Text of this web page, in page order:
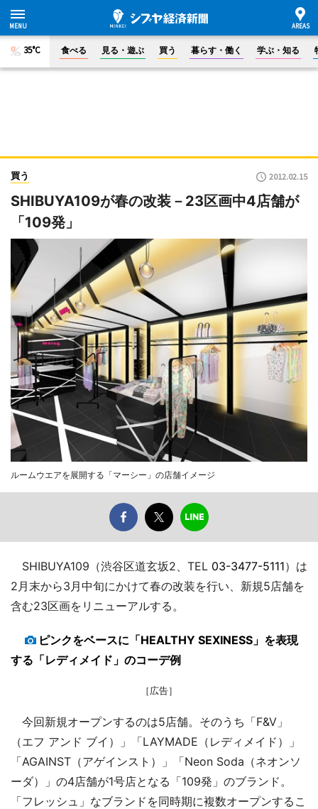
35°C 食べる 見る・遊ぶ 買う 暮らす・働く 学ぶ・知る
買う 2012.02.15
SHIBUYA109が春の改装－23区画中4店舗が
「109発」
ルームウエアを展開する「マーシー」の店舗イメージ
SHIBUYA109（渋谷区道玄坂2、TEL 03-3477-5111）は
2月末から3月中旬にかけて春の改装を行い、新規5店舗を
含む23区画をリニューアルする。
ピンクをベースに「HEALTHY SEXINESS」を表現
する「レディメイド」のコーデ例
［広告］
今回新規オープンするのは5店舗。そのうち「F&V」
（エフ アンド ブイ）」「LAYMADE（レディメイド）」
「AGAINST（アゲインスト）」「Neon Soda（ネオンソ
ーダ）」の4店舗が1号店となる「109発」のブランド。
「フレッシュ」なブランドを同時期に複数オープンするこ